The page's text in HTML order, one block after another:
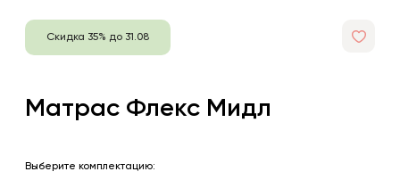
Скидка 35% до 31.08
Матрас Флекс Мидл
Выберите комплектацию: